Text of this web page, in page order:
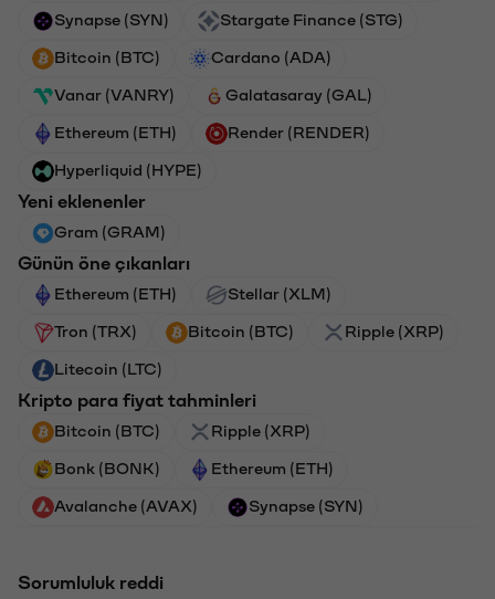
Synapse (SYN) Stargate Finance (STG)
Bitcoin (BTC) Cardano (ADA)
Vanar (VANRY) Galatasaray (GAL)
Ethereum (ETH) Render (RENDER)
Hyperliquid (HYPE)
Yeni eklenenler
Gram (GRAM)
Günün öne çıkanları
Ethereum (ETH) Stellar (XLM)
Tron (TRX) Bitcoin (BTC) Ripple (XRP)
Litecoin (LTC)
Kripto para fiyat tahminleri
Bitcoin (BTC) Ripple (XRP)
Bonk (BONK) Ethereum (ETH)
Avalanche (AVAX) Synapse (SYN)
Sorumluluk reddi